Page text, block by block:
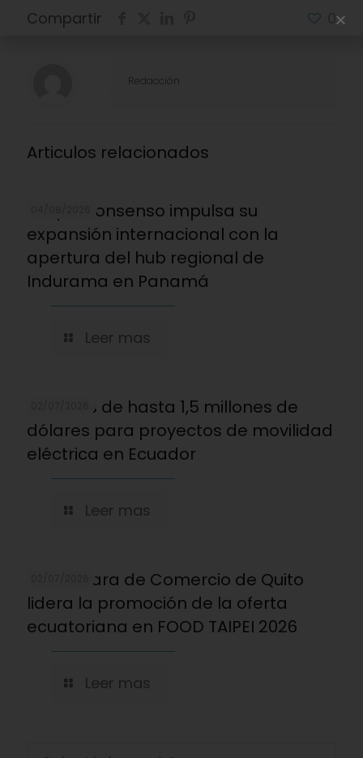
Compartir
Redacción
Articulos relacionados
Grupo Consenso impulsa su
expansión internacional con la
apertura del hub regional de
Indurama en Panamá
Leer mas
Créditos de hasta 1,5 millones de
dólares para proyectos de movilidad
eléctrica en Ecuador
Leer mas
La Cámara de Comercio de Quito
lidera la promoción de la oferta
ecuatoriana en FOOD TAIPEI 2026
Leer mas